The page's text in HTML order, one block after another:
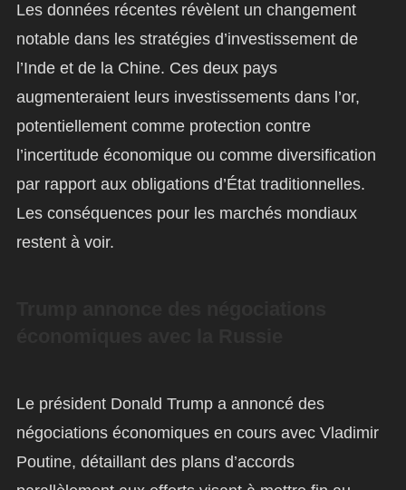
Les données récentes révèlent un changement
notable dans les stratégies d’investissement de
l’Inde et de la Chine. Ces deux pays
augmenteraient leurs investissements dans l’or,
potentiellement comme protection contre
l’incertitude économique ou comme diversification
par rapport aux obligations d’État traditionnelles.
Les conséquences pour les marchés mondiaux
restent à voir.
Le président Donald Trump a annoncé des
négociations économiques en cours avec Vladimir
Poutine, détaillant des plans d’accords